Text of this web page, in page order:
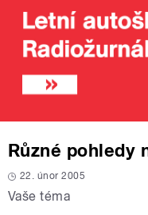
Různé pohledy
22. únor 2005
Vaše téma